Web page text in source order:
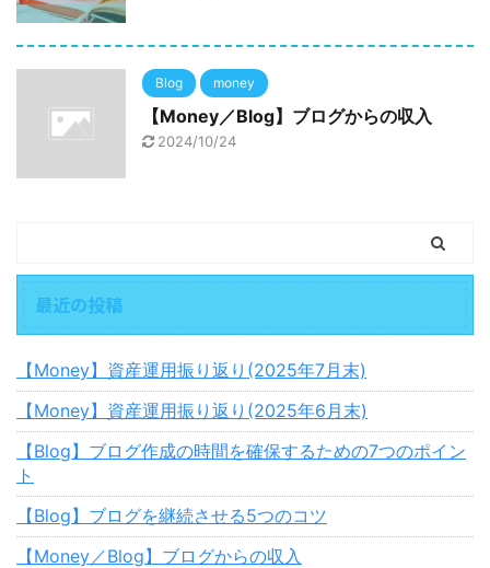
Blog money
【Money／Blog】ブログからの収入
2024/10/24
最近の投稿
【Money】資産運用振り返り(2025年7月末)
【Money】資産運用振り返り(2025年6月末)
【Blog】ブログ作成の時間を確保するための7つのポイン
ト
【Blog】ブログを継続させる5つのコツ
【Money／Blog】ブログからの収入